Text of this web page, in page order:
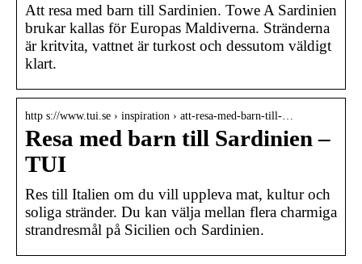
Att resa med barn till Sardinien. Towe A Sardinien
brukar kallas för Europas Maldiverna. Stränderna
är kritvita, vattnet är turkost och dessutom väldigt
klart.
http s://www.tui.se › inspiration › att-resa-med-barn-till-…
Resa med barn till Sardinien –
TUI
Res till Italien om du vill uppleva mat, kultur och
soliga stränder. Du kan välja mellan flera charmiga
strandresmål på Sicilien och Sardinien.